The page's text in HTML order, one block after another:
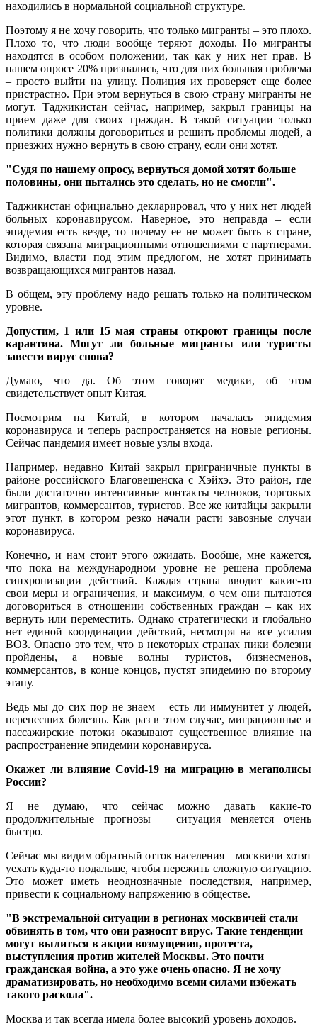
находились в нормальной социальной структуре.
Поэтому я не хочу говорить, что только мигранты – это плохо.
Плохо то, что люди вообще теряют доходы. Но мигранты
находятся в особом положении, так как у них нет прав. В
нашем опросе 20% признались, что для них большая проблема
– просто выйти на улицу. Полиция их проверяет еще более
пристрастно. При этом вернуться в свою страну мигранты не
могут. Таджикистан сейчас, например, закрыл границы на
прием даже для своих граждан. В такой ситуации только
политики должны договориться и решить проблемы людей, а
приезжих нужно вернуть в свою страну, если они хотят.
"Судя по нашему опросу, вернуться домой хотят больше
половины, они пытались это сделать, но не смогли".
Таджикистан официально декларировал, что у них нет людей
больных коронавирусом. Наверное, это неправда – если
эпидемия есть везде, то почему ее не может быть в стране,
которая связана миграционными отношениями с партнерами.
Видимо, власти под этим предлогом, не хотят принимать
возвращающихся мигрантов назад.
В общем, эту проблему надо решать только на политическом
уровне.
Допустим, 1 или 15 мая страны откроют границы после
карантина. Могут ли больные мигранты или туристы
завести вирус снова?
Думаю, что да. Об этом говорят медики, об этом
свидетельствует опыт Китая.
Посмотрим на Китай, в котором началась эпидемия
коронавируса и теперь распространяется на новые регионы.
Сейчас пандемия имеет новые узлы входа.
Например, недавно Китай закрыл приграничные пункты в
районе российского Благовещенска с Хэйхэ. Это район, где
были достаточно интенсивные контакты челноков, торговых
мигрантов, коммерсантов, туристов. Все же китайцы закрыли
этот пункт, в котором резко начали расти завозные случаи
коронавируса.
Конечно, и нам стоит этого ожидать. Вообще, мне кажется,
что пока на международном уровне не решена проблема
синхронизации действий. Каждая страна вводит какие-то
свои меры и ограничения, и максимум, о чем они пытаются
договориться в отношении собственных граждан – как их
вернуть или переместить. Однако стратегически и глобально
нет единой координации действий, несмотря на все усилия
ВОЗ. Опасно это тем, что в некоторых странах пики болезни
пройдены, а новые волны туристов, бизнесменов,
коммерсантов, в конце концов, пустят эпидемию по второму
этапу.
Ведь мы до сих пор не знаем – есть ли иммунитет у людей,
перенесших болезнь. Как раз в этом случае, миграционные и
пассажирские потоки оказывают существенное влияние на
распространение эпидемии коронавируса.
Окажет ли влияние Covid-19 на миграцию в мегаполисы
России?
Я не думаю, что сейчас можно давать какие-то
продолжительные прогнозы – ситуация меняется очень
быстро.
Сейчас мы видим обратный отток населения – москвичи хотят
уехать куда-то подальше, чтобы пережить сложную ситуацию.
Это может иметь неоднозначные последствия, например,
привести к социальному напряжению в обществе.
"В экстремальной ситуации в регионах москвичей стали
обвинять в том, что они разносят вирус. Такие тенденции
могут вылиться в акции возмущения, протеста,
выступления против жителей Москвы. Это почти
гражданская война, а это уже очень опасно. Я не хочу
драматизировать, но необходимо всеми силами избежать
такого раскола".
Москва и так всегда имела более высокий уровень доходов.